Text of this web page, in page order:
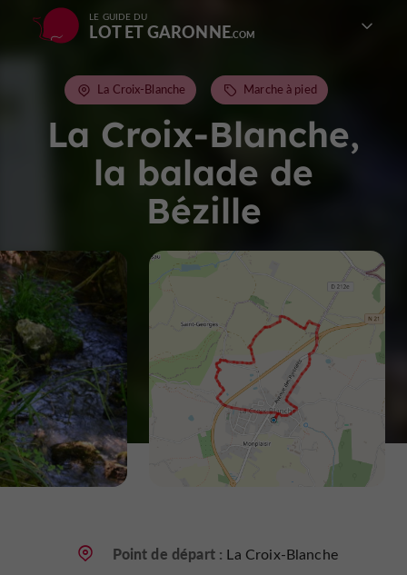
LE GUIDE DU
LOT ET GARONNE
La Croix-Blanche,
la balade de
Bézille
La Croix-Blanche Marche à pied
Point de départ : La Croix-Blanche